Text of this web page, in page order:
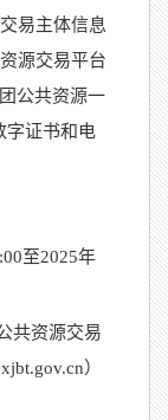
易主体信息
源交易平台
公共资源一
字证书和电
至2025年
共资源交易
）